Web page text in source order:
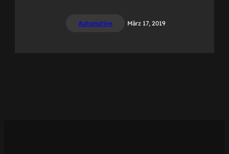
Automotive März 17, 2019